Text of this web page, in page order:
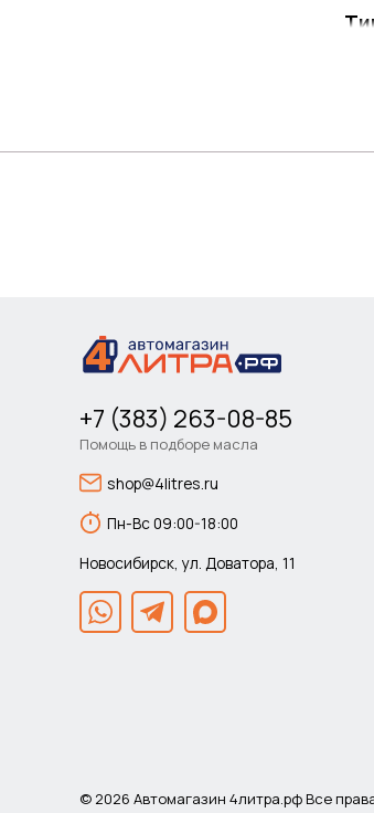
+7 (383) 263-08-85
Помощь в подборе масла
shop@4litres.ru
Пн-Вс 09:00-18:00
Новосибирск, ул. Доватора, 11
© 2026 Автомагазин 4литра.рф Все